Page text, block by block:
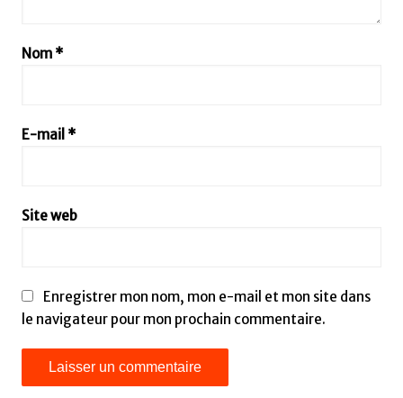
Nom *
E-mail *
Site web
Enregistrer mon nom, mon e-mail et mon site dans
le navigateur pour mon prochain commentaire.